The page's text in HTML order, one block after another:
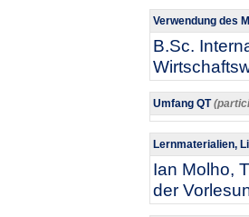
Verwendung des
B.Sc.
Umfang QT
Lernmaterialien,
Ian Molho,
der